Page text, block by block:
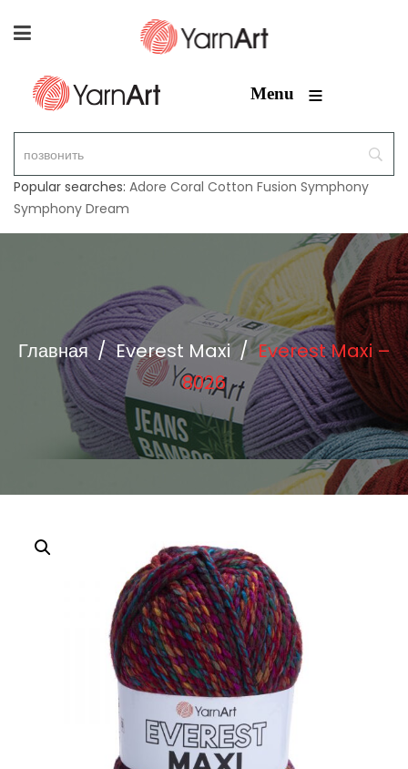
Menu ≡
Popular searches: Adore Coral Cotton Fusion Symphony
Symphony Dream
Главная / Everest Maxi / Everest Maxi –
8026